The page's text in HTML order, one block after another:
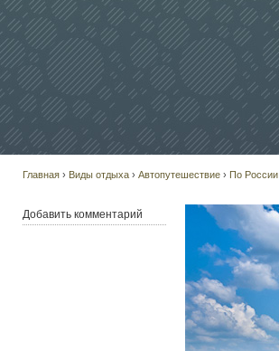
Главная › Виды отдыха › Автопутешествие › По России
Добавить комментарий